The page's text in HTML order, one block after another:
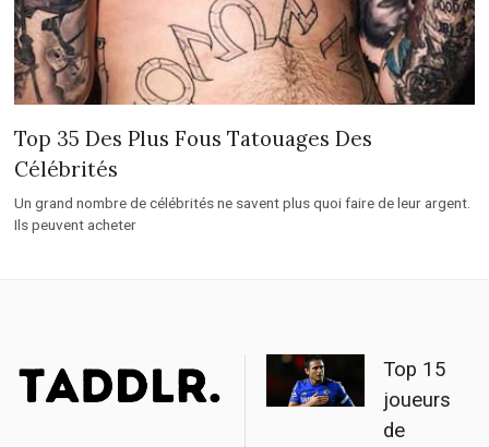
Top 35 Des Plus Fous Tatouages Des
Célébrités
Un grand nombre de célébrités ne savent plus quoi faire de leur argent.
Ils peuvent acheter
Top 15
joueurs
de